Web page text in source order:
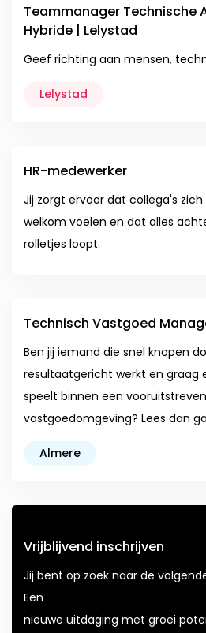
Teammanager Technische
Hybride | Lelystad
Geef richting aan mensen,
Lelystad
HR-medewerker
Jij zorgt ervoor dat collega's
welkom voelen en dat alles
rolletjes loopt.
Technisch Vastgoed
Ben jij iemand die snel knopen
resultaatgericht werkt en graag
speelt binnen een
vastgoedomgeving? Lees dan
Almere
Vrijblijvend inschrijven
Jij bent op zoek naar de
Een
nieuwe uitdaging met groei